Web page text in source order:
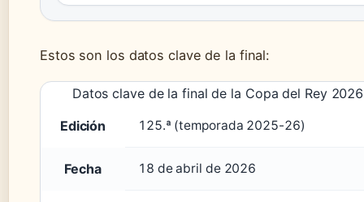
Estos son los datos clave de la final:
Datos clave de la final de la Copa del Rey 2026
Edición
125.ª (temporada 2025-26)
Fecha 18 de abril de 2026